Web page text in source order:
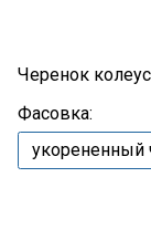
Черенок
Фасовка: